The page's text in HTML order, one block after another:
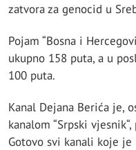
zatvora za genocid u
Pojam “Bosna i
ukupno 158 puta, a u
100 puta.
Kanal Dejana Berića je,
kanalom “Srpski
Gotovo svi kanali koje